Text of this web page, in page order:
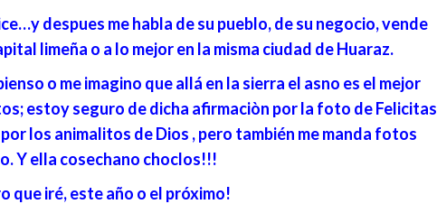
despues me habla de su pueblo, de su negocio, vende
limeña o a lo mejor en la misma ciudad de Huaraz.
o me imagino que allá en la sierra el asno es el mejor
estoy seguro de dicha afirmaciòn por la foto de Felicitas
los animalitos de Dios , pero también me manda fotos
Y ella cosechano choclos!!!
que iré, este año o el próximo!